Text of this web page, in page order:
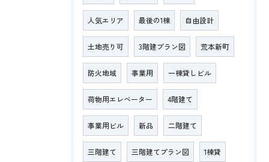
人気エリア 最後の1棟 自由設計
土地売り可 3階建プラン図 荒本新町
防火地域 事業用 一棟貸しビル
荷物用エレベーター 4階建て
事業用ビル 新品 二階建て
三階建て 三階建てプラン図 1棟貸